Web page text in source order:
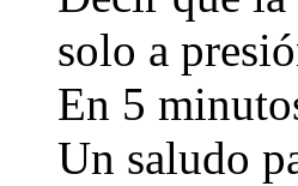
solo a
En 5
Un saludo